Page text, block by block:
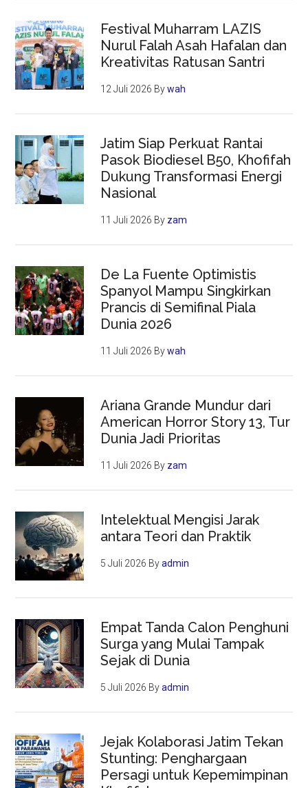
Festival Muharram LAZIS
Nurul Falah Asah Hafalan dan
Kreativitas Ratusan Santri
12 Juli 2026 Bywah
Jatim Siap Perkuat Rantai
Pasok Biodiesel B50, Khofifah
Dukung Transformasi Energi
Nasional
11 Juli 2026 By zam
De La Fuente Optimistis
Spanyol Mampu Singkirkan
Prancis di Semifinal Piala
Dunia 2026
11 Juli 2026 Bywah
Ariana Grande Mundur dari
American Horror Story 13, Tur
Dunia Jadi Prioritas
11 Juli 2026 By zam
Intelektual Mengisi Jarak
antara Teori dan Praktik
5 Juli 2026 Byadmin
Empat Tanda Calon Penghuni
Surga yang Mulai Tampak
Sejak di Dunia
5 Juli 2026 Byadmin
Jejak Kolaborasi Jatim Tekan
Stunting: Penghargaan
Persagi untuk Kepemimpinan